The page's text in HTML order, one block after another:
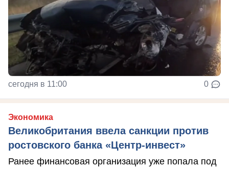
сегодня в 11:00 0
Экономика
Великобритания ввела санкции против
ростовского банка «Центр-инвест»
Ранее финансовая организация уже попала под